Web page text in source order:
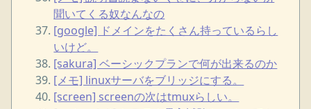
聞いてくる奴なんなの
[google] ドメインをたくさん持っているらし
いけど。
[sakura] ベーシックプランで何が出来るのか
[メモ] linuxサーバをブリッジにする。
[screen] screenの次はtmuxらしい。